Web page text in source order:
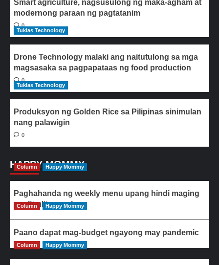
Smart agriculture, nagsusulong ng maka-agham at
modernong paraan ng pagtatanim
0
Tuklas Technology
Drone Technology malaki ang naitutulong sa mga
magsasaka sa pagpapataas ng food production
0
Tuklas Technology
Produksyon ng Golden Rice sa Pilipinas sinimulan
nang palawigin
0
HAPPY MOMMY
Column Happy Mommy
Paghahanda ng weekly menu upang hindi maging
paulit-ulit ang ulam
Column Happy Mommy
Paano dapat mag-budget ngayong may pandemic
Column Happy Mommy